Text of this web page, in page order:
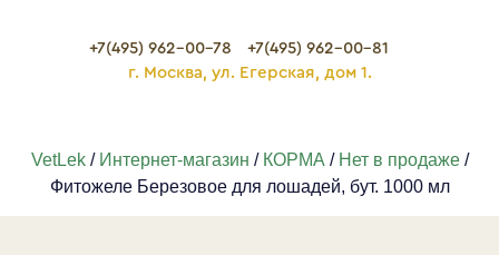
+7(495) 962-00-78
+7(495) 962-00-81
г. Москва, ул. Егерская, дом 1.
VetLek/ Интернет-магазин / КОРМА / Нет в продаже/
Фитожеле Березовое для лошадей, бут. 1000 мл